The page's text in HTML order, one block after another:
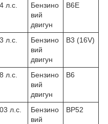
л.с.
Бензино
вий
двигун
B6E
л.с.
Бензино
вий
двигун
B3 (16V)
л.с.
Бензино
вий
двигун
B6
л.с.
Бензино
вий
BP52